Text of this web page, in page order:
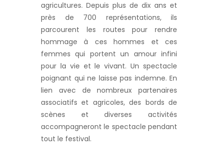
agricultures. Depuis plus de dix ans et
près de 700 représentations, ils
parcourent les routes pour rendre
hommage à ces hommes et ces
femmes qui portent un amour infini
pour la vie et le vivant. Un spectacle
poignant qui ne laisse pas indemne. En
lien avec de nombreux partenaires
associatifs et agricoles, des bords de
scènes et diverses activités
accompagneront le spectacle pendant
tout le festival.